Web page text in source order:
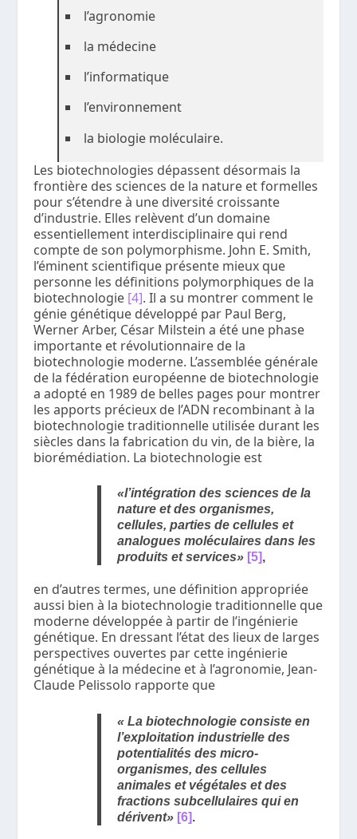
l’agronomie
la médecine
l’informatique
l’environnement
la biologie moléculaire.
Les biotechnologies dépassent désormais la
frontière des sciences de la nature et formelles
pour s’étendre à une diversité croissante
d’industrie. Elles relèvent d’un domaine
essentiellement interdisciplinaire qui rend
compte de son polymorphisme. John E. Smith,
l’éminent scientifique présente mieux que
personne les définitions polymorphiques de la
biotechnologie [4]. Il a su montrer comment le
génie génétique développé par Paul Berg,
Werner Arber, César Milstein a été une phase
importante et révolutionnaire de la
biotechnologie moderne. L’assemblée générale
de la fédération européenne de biotechnologie
a adopté en 1989 de belles pages pour montrer
les apports précieux de l’ADN recombinant à la
biotechnologie traditionnelle utilisée durant les
siècles dans la fabrication du vin, de la bière, la
biorémédiation. La biotechnologie est
«l’intégration des sciences de la
nature et des organismes,
cellules, parties de cellules et
analogues moléculaires dans les
produits et services» [5],
en d’autres termes, une définition appropriée
aussi bien à la biotechnologie traditionnelle que
moderne développée à partir de l’ingénierie
génétique. En dressant l’état des lieux de larges
perspectives ouvertes par cette ingénierie
génétique à la médecine et à l’agronomie, Jean-
Claude Pelissolo rapporte que
« La biotechnologie consiste en
l’exploitation industrielle des
potentialités des micro-
organismes, des cellules
animales et végétales et des
fractions subcellulaires qui en
dérivent» [6].